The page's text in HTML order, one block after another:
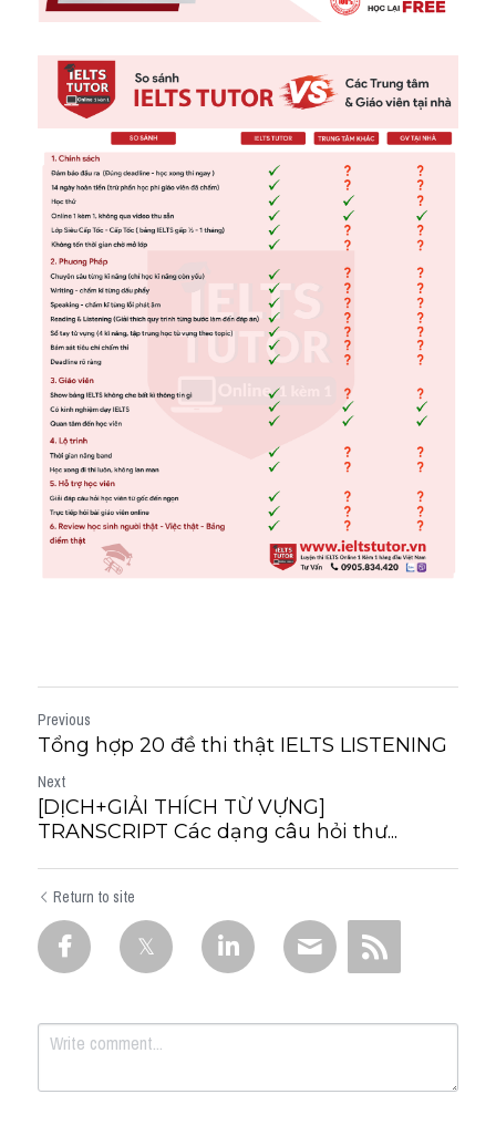
Previous
Tổng hợp 20 đề thi thật IELTS LISTENING
Next
[DỊCH+GIẢI THÍCH TỪ VỰNG]
TRANSCRIPT Các dạng câu hỏi thư...
Return to site